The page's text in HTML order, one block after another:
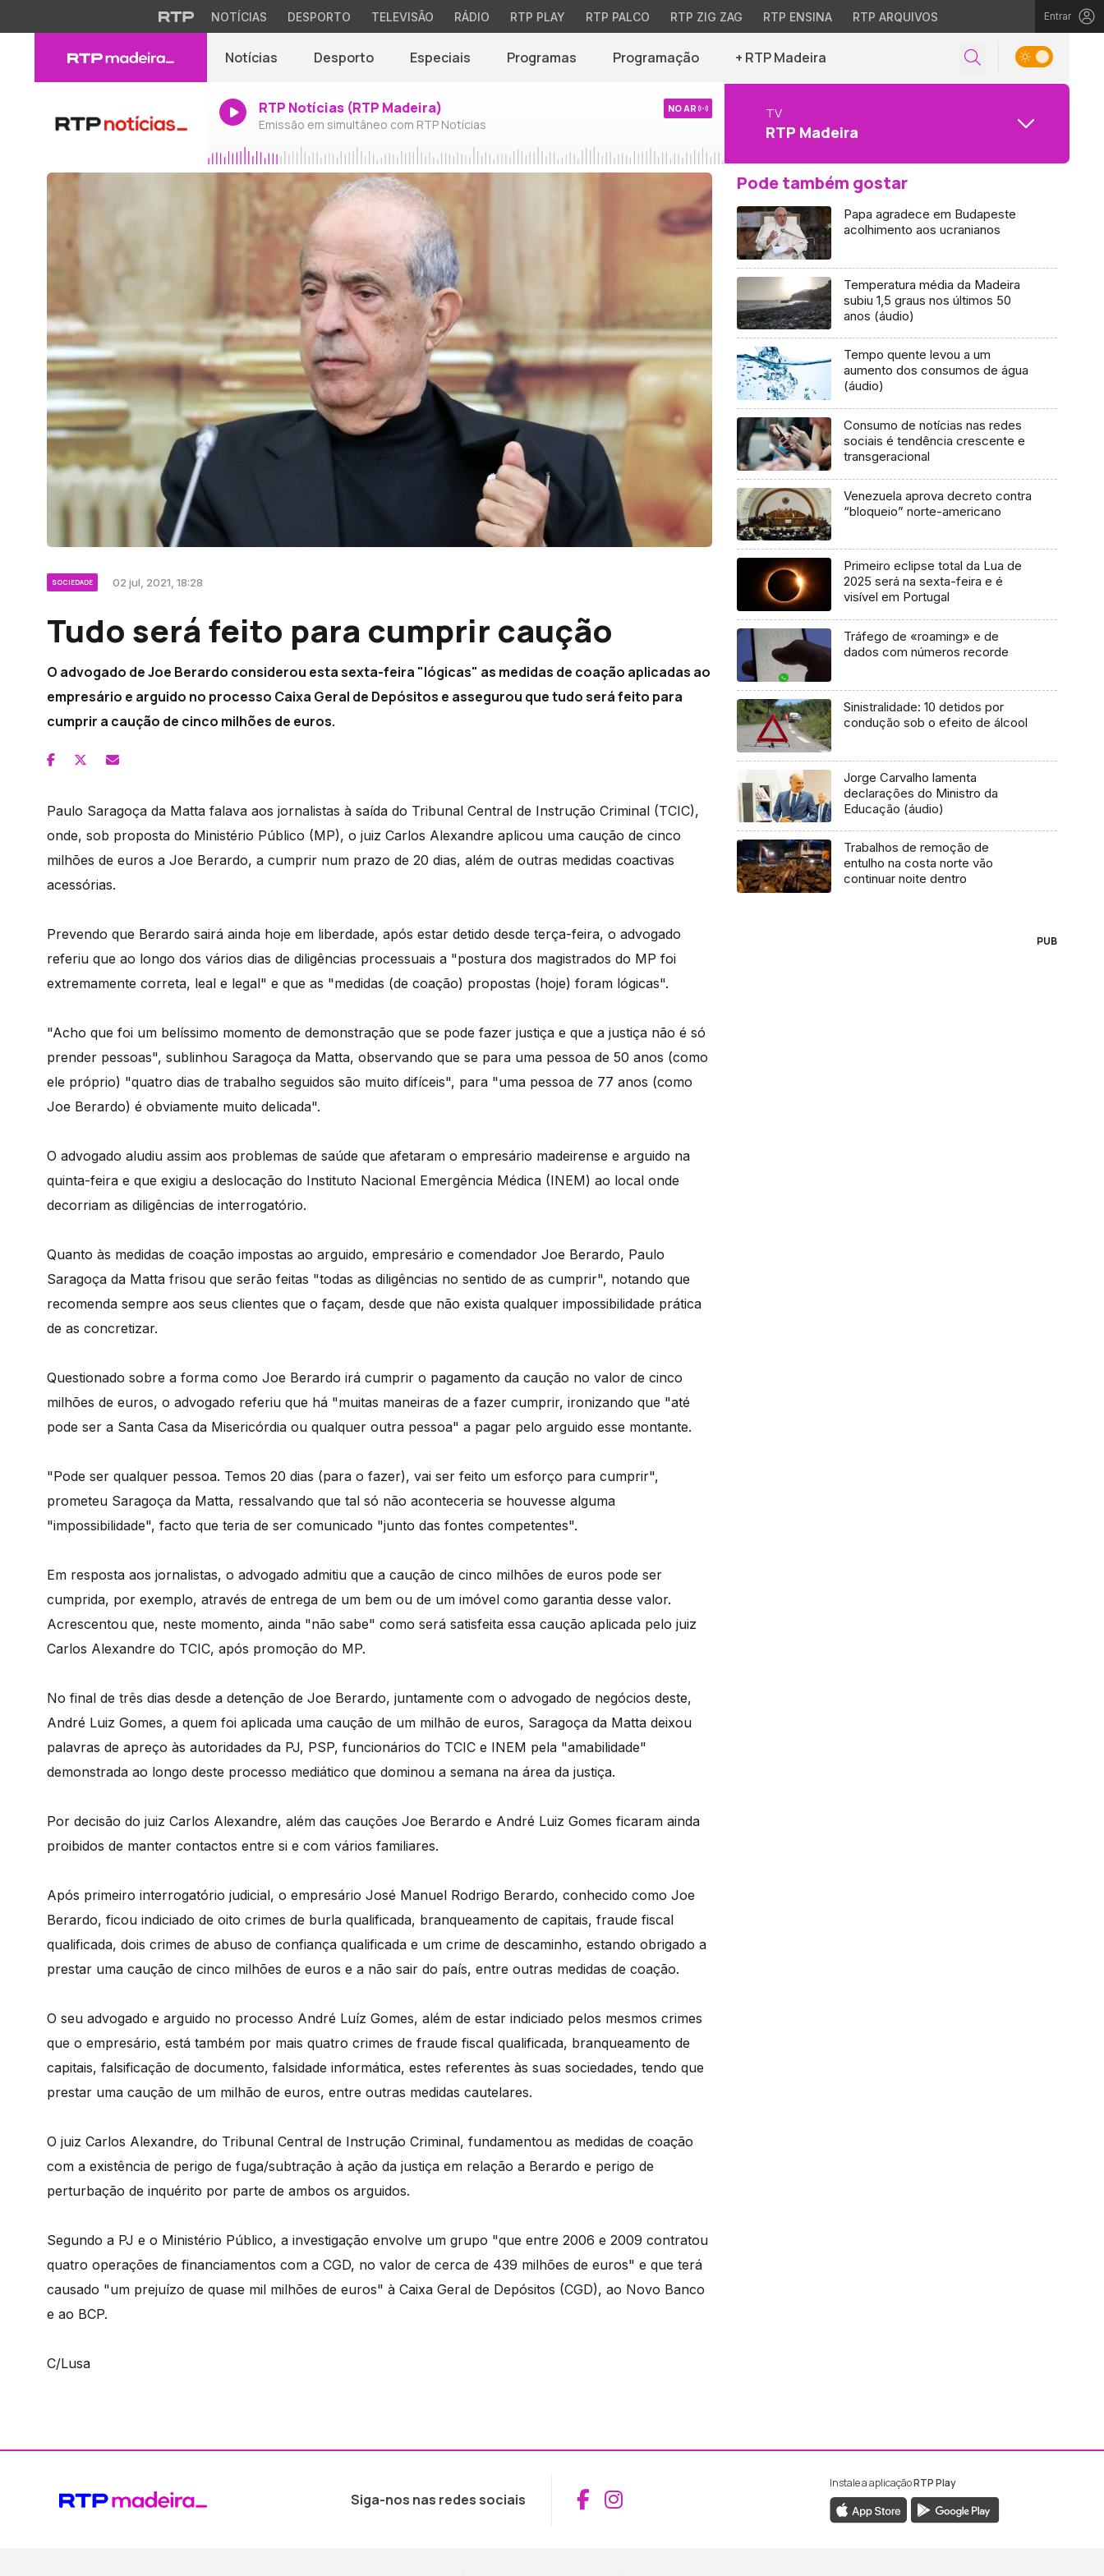
NOTÍCIAS DESPORTO TELEVISÃO RÁDIO RTP PLAY RTP PALCO RTP ZIG ZAG RTP ENSINA RTP ARQUIVOS Entrar
Notícias Desporto Especiais Programas Programação + RTP Madeira
RTP Notícias (RTP Madeira)
Emissão em simultâneo com RTP Notícias
NO AR TV
RTP Madeira
SOCIEDADE 02 jul, 2021, 18:28
Tudo será feito para cumprir caução
O advogado de Joe Berardo considerou esta sexta-feira "lógicas" as medidas de coação aplicadas ao
empresário e arguido no processo Caixa Geral de Depósitos e assegurou que tudo será feito para
cumprir a caução de cinco milhões de euros.
Paulo Saragoça da Matta falava aos jornalistas à saída do Tribunal Central de Instrução Criminal (TCIC),
onde, sob proposta do Ministério Público (MP), o juiz Carlos Alexandre aplicou uma caução de cinco
milhões de euros a Joe Berardo, a cumprir num prazo de 20 dias, além de outras medidas coactivas
acessórias.
Prevendo que Berardo sairá ainda hoje em liberdade, após estar detido desde terça-feira, o advogado
referiu que ao longo dos vários dias de diligências processuais a "postura dos magistrados do MP foi
extremamente correta, leal e legal" e que as "medidas (de coação) propostas (hoje) foram lógicas".
"Acho que foi um belíssimo momento de demonstração que se pode fazer justiça e que a justiça não é só
prender pessoas", sublinhou Saragoça da Matta, observando que se para uma pessoa de 50 anos (como
ele próprio) "quatro dias de trabalho seguidos são muito difíceis", para "uma pessoa de 77 anos (como
Joe Berardo) é obviamente muito delicada".
O advogado aludiu assim aos problemas de saúde que afetaram o empresário madeirense e arguido na
quinta-feira e que exigiu a deslocação do Instituto Nacional Emergência Médica (INEM) ao local onde
decorriam as diligências de interrogatório.
Quanto às medidas de coação impostas ao arguido, empresário e comendador Joe Berardo, Paulo
Saragoça da Matta frisou que serão feitas "todas as diligências no sentido de as cumprir", notando que
recomenda sempre aos seus clientes que o façam, desde que não exista qualquer impossibilidade prática
de as concretizar.
Questionado sobre a forma como Joe Berardo irá cumprir o pagamento da caução no valor de cinco
milhões de euros, o advogado referiu que há "muitas maneiras de a fazer cumprir, ironizando que "até
pode ser a Santa Casa da Misericórdia ou qualquer outra pessoa" a pagar pelo arguido esse montante.
"Pode ser qualquer pessoa. Temos 20 dias (para o fazer), vai ser feito um esforço para cumprir",
prometeu Saragoça da Matta, ressalvando que tal só não aconteceria se houvesse alguma
"impossibilidade", facto que teria de ser comunicado "junto das fontes competentes".
Em resposta aos jornalistas, o advogado admitiu que a caução de cinco milhões de euros pode ser
cumprida, por exemplo, através de entrega de um bem ou de um imóvel como garantia desse valor.
Acrescentou que, neste momento, ainda "não sabe" como será satisfeita essa caução aplicada pelo juiz
Carlos Alexandre do TCIC, após promoção do MP.
No final de três dias desde a detenção de Joe Berardo, juntamente com o advogado de negócios deste,
André Luiz Gomes, a quem foi aplicada uma caução de um milhão de euros, Saragoça da Matta deixou
palavras de apreço às autoridades da PJ, PSP, funcionários do TCIC e INEM pela "amabilidade"
demonstrada ao longo deste processo mediático que dominou a semana na área da justiça.
Por decisão do juiz Carlos Alexandre, além das cauções Joe Berardo e André Luiz Gomes ficaram ainda
proibidos de manter contactos entre si e com vários familiares.
Após primeiro interrogatório judicial, o empresário José Manuel Rodrigo Berardo, conhecido como Joe
Berardo, ficou indiciado de oito crimes de burla qualificada, branqueamento de capitais, fraude fiscal
qualificada, dois crimes de abuso de confiança qualificada e um crime de descaminho, estando obrigado a
prestar uma caução de cinco milhões de euros e a não sair do país, entre outras medidas de coação.
O seu advogado e arguido no processo André Luíz Gomes, além de estar indiciado pelos mesmos crimes
que o empresário, está também por mais quatro crimes de fraude fiscal qualificada, branqueamento de
capitais, falsificação de documento, falsidade informática, estes referentes às suas sociedades, tendo que
prestar uma caução de um milhão de euros, entre outras medidas cautelares.
O juiz Carlos Alexandre, do Tribunal Central de Instrução Criminal, fundamentou as medidas de coação
com a existência de perigo de fuga/subtração à ação da justiça em relação a Berardo e perigo de
perturbação de inquérito por parte de ambos os arguidos.
Segundo a PJ e o Ministério Público, a investigação envolve um grupo "que entre 2006 e 2009 contratou
quatro operações de financiamentos com a CGD, no valor de cerca de 439 milhões de euros" e que terá
causado "um prejuízo de quase mil milhões de euros" à Caixa Geral de Depósitos (CGD), ao Novo Banco
e ao BCP.
C/Lusa
Pode também gostar
Papa agradece em Budapeste
acolhimento aos ucranianos
Temperatura média da Madeira
subiu 1,5 graus nos últimos 50
anos (áudio)
Tempo quente levou a um
aumento dos consumos de água
(áudio)
Consumo de notícias nas redes
sociais é tendência crescente e
transgeracional
Venezuela aprova decreto contra
“bloqueio” norte-americano
Primeiro eclipse total da Lua de
2025 será na sexta-feira e é
visível em Portugal
Tráfego de «roaming» e de
dados com números recorde
Sinistralidade: 10 detidos por
condução sob o efeito de álcool
Jorge Carvalho lamenta
declarações do Ministro da
Educação (áudio)
Trabalhos de remoção de
entulho na costa norte vão
continuar noite dentro
PUB
Siga-nos nas redes sociais Aceder ao Facebook da RTP Madeira
Aceder ao Instagram da RTP Madeira
Instale a aplicaçãoRTP Play